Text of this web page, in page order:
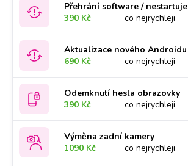
Přehrání software / nestartuje
390 Kč
co nejrychleji
Aktualizace nového Androidu
690 Kč
co nejrychleji
Odemknutí hesla obrazovky
390 Kč
co nejrychleji
Výměna zadní kamery
1090 Kč
co nejrychleji